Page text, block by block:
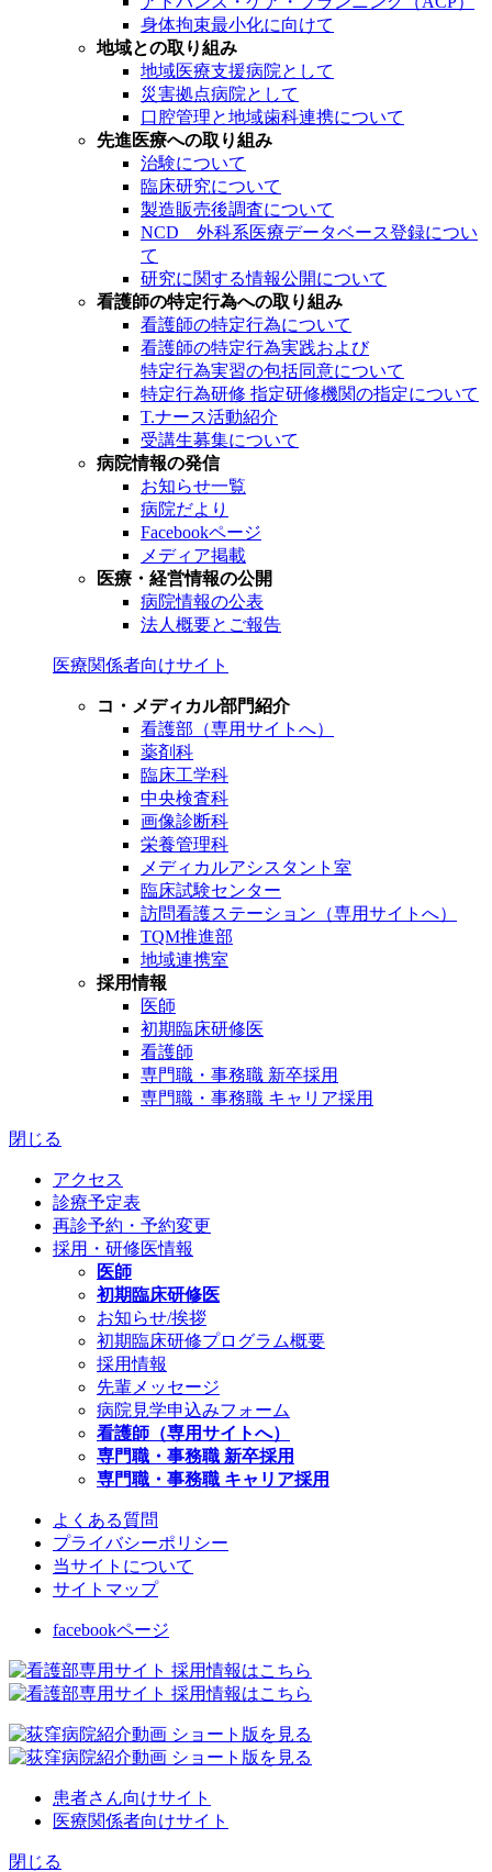
身体拘束最小化に向けて
地域との取り組み
地域医療支援病院として
災害拠点病院として
口腔管理と地域歯科連携について
先進医療への取り組み
治験について
臨床研究について
製造販売後調査について
NCD 外科系医療データベース登録につい
て
研究に関する情報公開について
看護師の特定行為への取り組み
看護師の特定行為について
看護師の特定行為実践および
特定行為実習の包括同意について
特定行為研修 指定研修機関の指定について
T.ナース活動紹介
受講生募集について
病院情報の発信
お知らせ一覧
病院だより
Facebookページ
メディア掲載
医療・経営情報の公開
病院情報の公表
法人概要とご報告
医療関係者向けサイト
コ・メディカル部門紹介
看護部（専用サイトへ）
薬剤科
臨床工学科
中央検査科
画像診断科
栄養管理科
メディカルアシスタント室
臨床試験センター
訪問看護ステーション（専用サイトへ）
TQM推進部
地域連携室
採用情報
医師
初期臨床研修医
看護師
専門職・事務職 新卒採用
専門職・事務職 キャリア採用
閉じる
アクセス
診療予定表
再診予約・予約変更
採用・研修医情報
医師
初期臨床研修医
お知らせ/挨拶
初期臨床研修プログラム概要
採用情報
先輩メッセージ
病院見学申込みフォーム
看護師（専用サイトへ）
専門職・事務職 新卒採用
専門職・事務職 キャリア採用
よくある質問
プライバシーポリシー
当サイトについて
サイトマップ
facebookページ
患者さん向けサイト
医療関係者向けサイト
閉じる